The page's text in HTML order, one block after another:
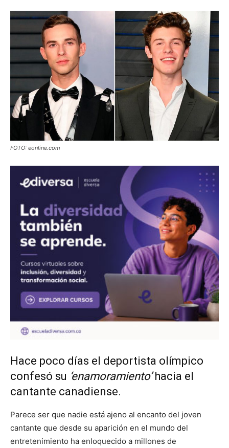
FOTO: eonline.com
Hace poco días el deportista olímpico
confesó su ‘enamoramiento’hacia el
cantante canadiense.
Parece ser que nadie está ajeno al encanto del joven
cantante que desde su aparición en el mundo del
entretenimiento ha enloquecido a millones de